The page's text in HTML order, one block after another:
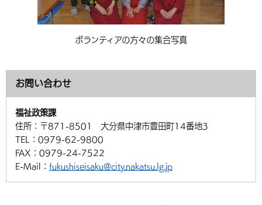
ボランティアの方々の集合写真
お問い合わせ
福祉政策課
住所： 〒871-8501 大分県中津市豊田町14番地3
TEL： 0979-62-9800
FAX： 0979-24-7522
E-Mail： fukushiseisaku@city.nakatsu.lg.jp